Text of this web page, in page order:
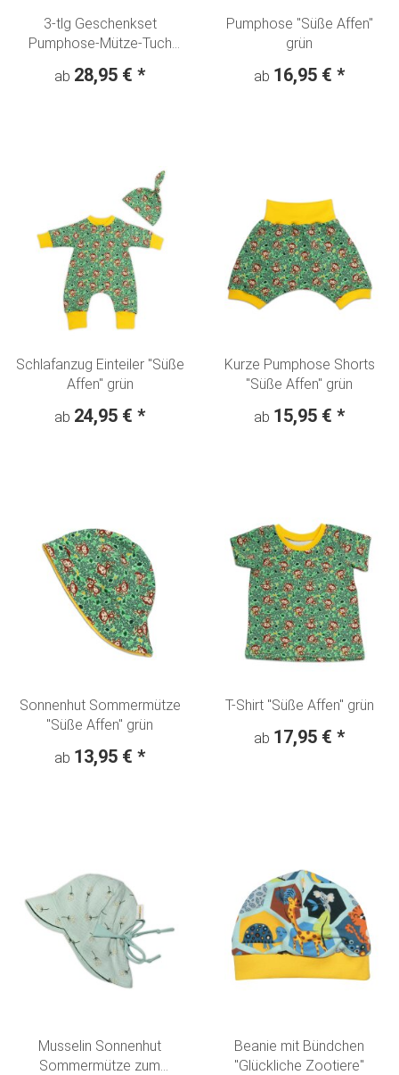
3-tlg Geschenkset
Pumphose-Mütze-Tuch
ab 28,95 € *
Pumphose "Süße Affen"
grün
ab 16,95 € *
Schlafanzug Einteiler "Süße
Affen" grün
ab 24,95 € *
Kurze Pumphose Shorts
"Süße Affen" grün
ab 15,95 € *
Sonnenhut Sommermütze
"Süße Affen" grün
ab 13,95 € *
T-Shirt "Süße Affen" grün
ab 17,95 € *
Musselin Sonnenhut
Sommermütze zum
Beanie mit Bündchen
"Glückliche Zootiere"